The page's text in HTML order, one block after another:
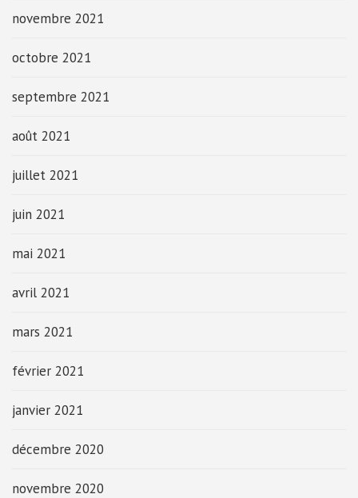
novembre 2021
octobre 2021
septembre 2021
août 2021
juillet 2021
juin 2021
mai 2021
avril 2021
mars 2021
février 2021
janvier 2021
décembre 2020
novembre 2020